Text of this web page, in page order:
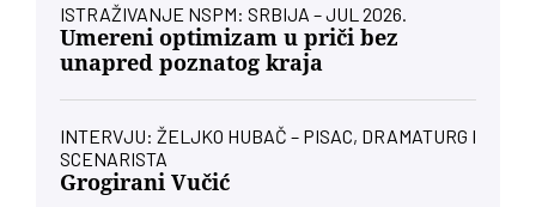
ISTRAŽIVANJE NSPM: SRBIJA – JUL 2026.
Umereni optimizam u priči bez
unapred poznatog kraja
INTERVJU: ŽELJKO HUBAČ – PISAC, DRAMATURG I
SCENARISTA
Grogirani Vučić